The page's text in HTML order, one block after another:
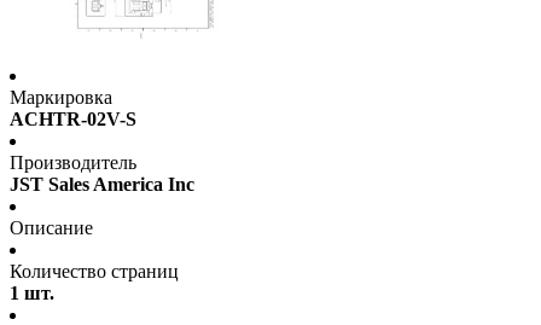
Маркировка
ACHTR-02V-S
Производитель
JST Sales America Inc
Описание
Количество страниц
1 шт.